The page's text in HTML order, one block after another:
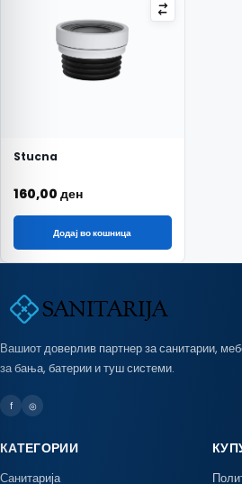
Stucna
160,00 ден
Додај во кошница
Вашиот доверлив партнер за санитарии,
за бања, батерии и туш системи.
f ◎
КАТЕГОРИИ
Санитарија